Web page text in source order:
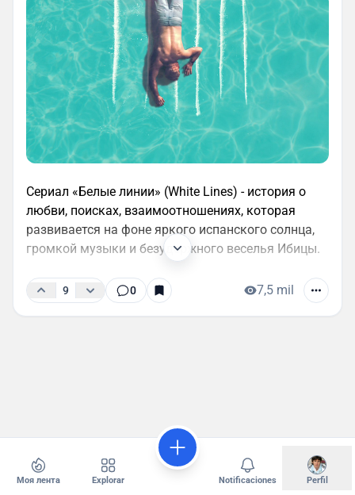
Сериал «Белые линии» (White Lines) - история о
любви, поисках, взаимоотношениях, которая
развивается на фоне яркого испанского солнца,
громкой музыки и безудержного веселья Ибицы.
9 0 7,5 mil
Моя лента Explorar Notificaciones Perfil